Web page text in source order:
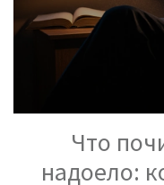
Что
надоело: